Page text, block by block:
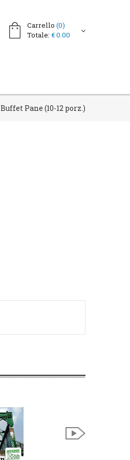
Carrello (0)
Totale: € 0.00
Buffet Pane (10-12 porz.)